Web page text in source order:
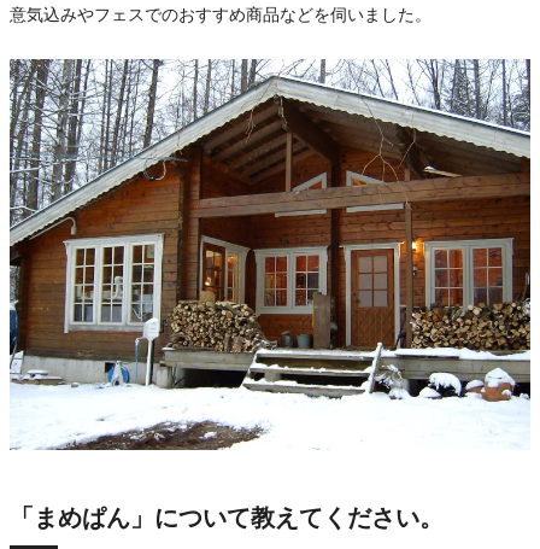
意気込みやフェスでのおすすめ商品などを伺いました。
「まめぱん」について教えてください。